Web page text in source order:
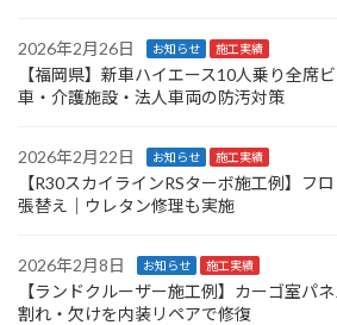
2026年2月26日 お知らせ 施工実績
【福岡県】新車ハイエース10人乗り全席
車・介護施設・法人車両の防汚対策
2026年2月22日 お知らせ 施工実績
【R30スカイラインRSターボ施工例】フ
張替え｜ウレタン修理も実施
2026年2月8日 お知らせ 施工実績
【ランドクルーザー施工例】カーゴ室パ
割れ・欠けを内装リペアで修復